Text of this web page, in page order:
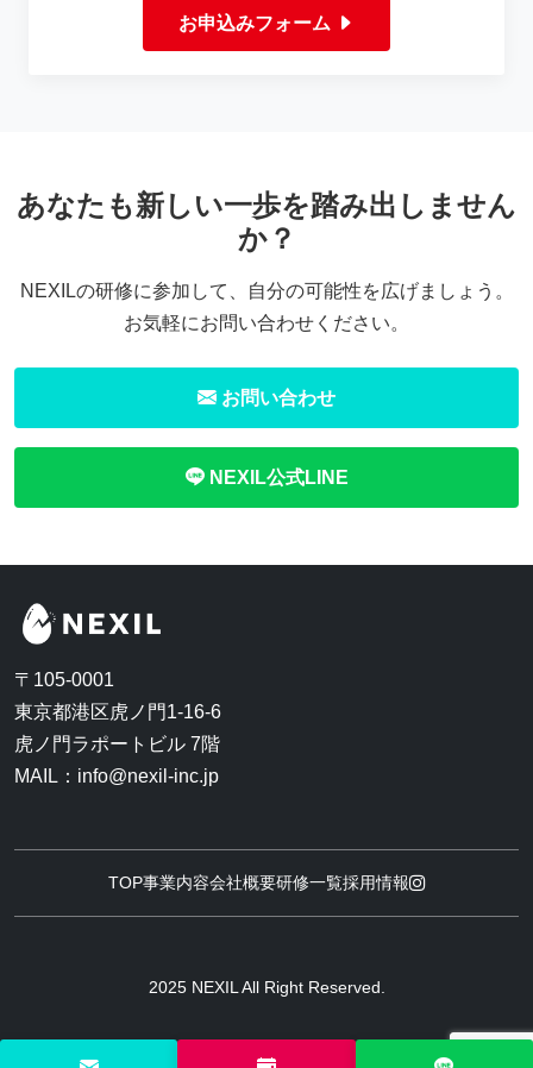
お申込みフォーム
あなたも新しい一歩を踏み出しません
か？
NEXILの研修に参加して、自分の可能性を広げましょう。
お気軽にお問い合わせください。
お問い合わせ
NEXIL公式LINE
〒105-0001
東京都港区虎ノ門1-16-6
虎ノ門ラポートビル 7階
MAIL：info@nexil-inc.jp
TOP事業内容会社概要研修一覧採用情報
2025 NEXIL All Right Reserved.